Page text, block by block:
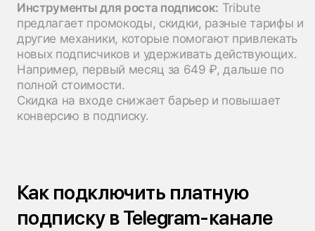
Инструменты для роста подписок: Tribute
предлагает промокоды, скидки, разные тарифы и
другие механики, которые помогают привлекать
новых подписчиков и удерживать действующих.
Например, первый месяц за 649 ₽, дальше по
полной стоимости.
Скидка на входе снижает барьер и повышает
конверсию в подписку.
Как подключить платную
подписку в Telegram-канале